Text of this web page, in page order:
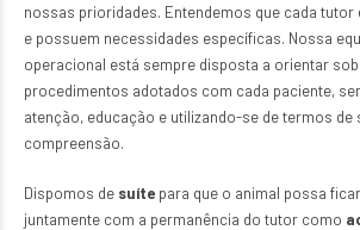
nossas prioridades. Entendemos que cada tutor
e possuem necessidades específicas. Nossa
operacional está sempre disposta a orientar
procedimentos adotados com cada paciente,
atenção, educação e utilizando-se de termos de
compreensão.
Dispomos de suíte para que o animal possa ficar
juntamente com a permanência do tutor como